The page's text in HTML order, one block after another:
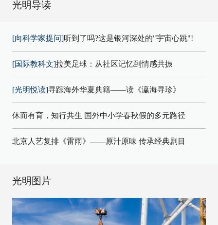
光明导读
[向科学家提问]听到了吗?这是银河深处的"宇宙心跳"!
[国际教科文]拉美足球：从社区记忆到情感共振
[光明悦读]寻踪海外华夏典籍——读《瀛海寻珍》
休而有育，知行共生 国外中小学春秋假的多元路径
北京人艺复排《雷雨》——原汁原味 传承经典剧目
光明图片